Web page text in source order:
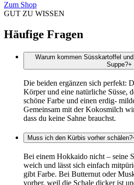
Zum Shop
GUT ZU WISSEN
Häufige Fragen
Warum kommen Süsskartoffel
Suppe?+
Die beiden ergänzen sich perfekt:
Körper und eine natürliche Süsse,
schöne Farbe und einen erdig-
Gemeinsam mit der Kokosmilch
dass du keine Sahne brauchst.
Muss ich den Kürbis vorher schälen?
Bei einem Hokkaido nicht – seine
weich und lässt sich einfach
gibt Farbe. Bei Butternut oder
vorher, weil die Schale dicker ist